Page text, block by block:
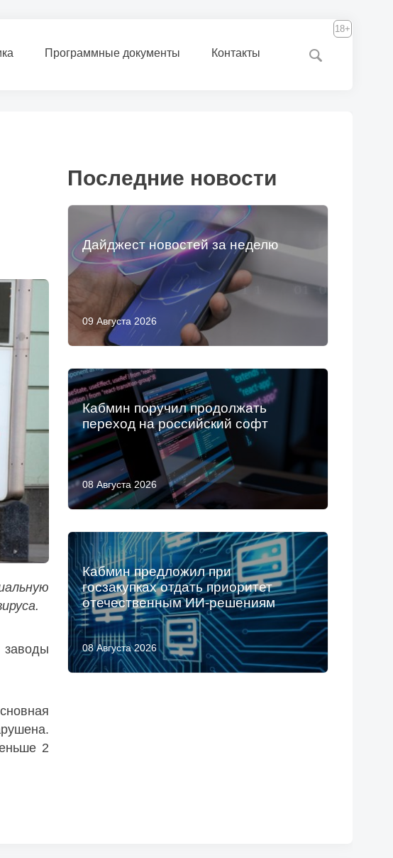
Программные документы Контакты
18+
заводы
2
Последние новости
09 Августа 2026
Дайджест новостей за неделю
08 Августа 2026
Кабмин поручил продолжать
переход на российский софт
08 Августа 2026
Кабмин предложил при
госзакупках отдать приоритет
отечественным ИИ-решениям